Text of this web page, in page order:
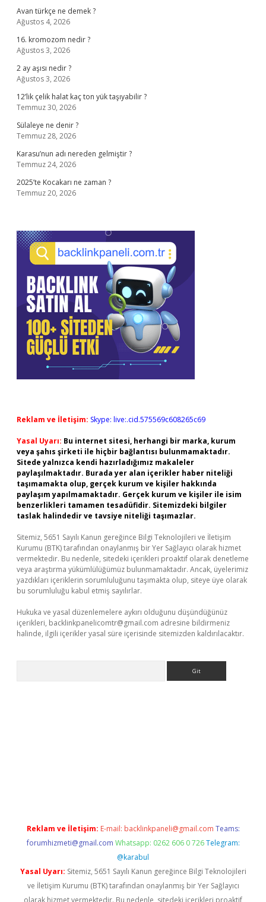
Avan türkçe ne demek ?
Ağustos 4, 2026
16. kromozom nedir ?
Ağustos 3, 2026
2 ay aşısı nedir ?
Ağustos 3, 2026
12’lik çelik halat kaç ton yük taşıyabilir ?
Temmuz 30, 2026
Sülaleye ne denir ?
Temmuz 28, 2026
Karasu’nun adı nereden gelmiştir ?
Temmuz 24, 2026
2025’te Kocakarı ne zaman ?
Temmuz 20, 2026
Reklam ve İletişim: Skype: live:.cid.575569c608265c69
Yasal Uyarı: Bu internet sitesi, herhangi bir marka, kurum
veya şahıs şirketi ile hiçbir bağlantısı bulunmamaktadır.
Sitede yalnızca kendi hazırladığımız makaleler
paylaşılmaktadır. Burada yer alan içerikler haber niteliği
taşımamakta olup, gerçek kurum ve kişiler hakkında
paylaşım yapılmamaktadır. Gerçek kurum ve kişiler ile isim
benzerlikleri tamamen tesadüfidir. Sitemizdeki bilgiler
taslak halindedir ve tavsiye niteliği taşımazlar.
Sitemiz, 5651 Sayılı Kanun gereğince Bilgi Teknolojileri ve İletişim
Kurumu (BTK) tarafından onaylanmış bir Yer Sağlayıcı olarak hizmet
vermektedir. Bu nedenle, sitedeki içerikleri proaktif olarak denetleme
veya araştırma yükümlülüğümüz bulunmamaktadır. Ancak, üyelerimiz
yazdıkları içeriklerin sorumluluğunu taşımakta olup, siteye üye olarak
bu sorumluluğu kabul etmiş sayılırlar.
Hukuka ve yasal düzenlemelere aykırı olduğunu düşündüğünüz
içerikleri, backlinkpanelicomtr@gmail.com adresine bildirmeniz
halinde, ilgili içerikler yasal süre içerisinde sitemizden kaldırılacaktır.
Reklam ve İletişim: E-mail: backlinkpaneli@gmail.com Teams:
forumhizmeti@gmail.com Whatsapp: 0262 606 0 726 Telegram:
@karabul
Yasal Uyarı: Sitemiz, 5651 Sayılı Kanun gereğince Bilgi Teknolojileri
ve İletişim Kurumu (BTK) tarafından onaylanmış bir Yer Sağlayıcı
olarak hizmet vermektedir. Bu nedenle, sitedeki içerikleri proaktif